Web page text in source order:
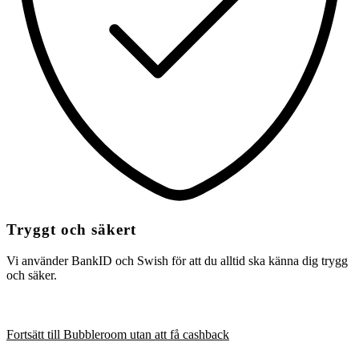
Tryggt och säkert
Vi använder BankID och Swish för att du alltid ska känna dig trygg
och säker.
Fortsätt till Bubbleroom utan att få cashback